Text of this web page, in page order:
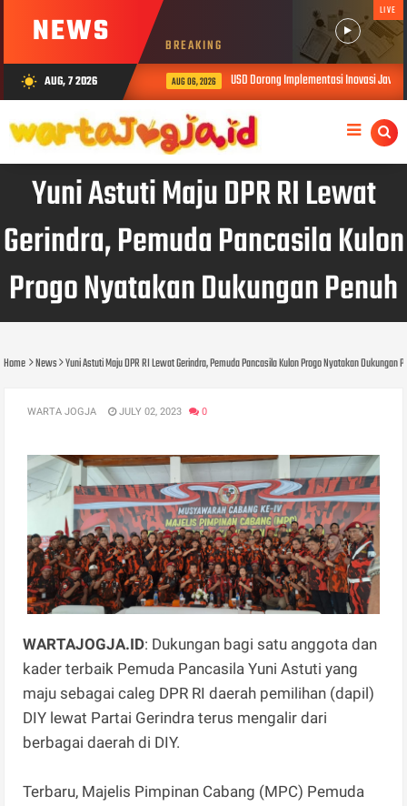
NEWS BREAKING
LIVE
wb_sunny AUG, 7 2026
AI Terintegerasi AUG 06, 2026 USD Dorong Implementasi Inovasi
Yuni Astuti Maju DPR RI Lewat
Gerindra, Pemuda Pancasila Kulon
Progo Nyatakan Dukungan Penuh
Home News Yuni Astuti Maju DPR RI Lewat Gerindra, Pemuda Pancasila Kulon Progo Nyatakan Dukungan
WARTA JOGJA JULY 02, 2023 0
WARTAJOGJA.ID: Dukungan bagi satu anggota dan
kader terbaik Pemuda Pancasila Yuni Astuti yang
maju sebagai caleg DPR RI daerah pemilihan (dapil)
DIY lewat Partai Gerindra terus mengalir dari
berbagai daerah di DIY.
Terbaru, Majelis Pimpinan Cabang (MPC) Pemuda